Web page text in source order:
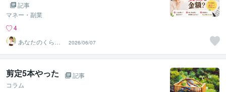
記事
マネー・副業
4
あなたのくらし
の相談室
2026/06/07
剪定5本やった
記事
コラム